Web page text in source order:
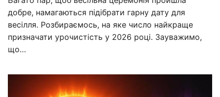
добре, намагаються підібрати гарну дату для
весілля. Розбираємось, на яке число найкраще
призначати урочистість у 2026 році. Зауважимо,
що…